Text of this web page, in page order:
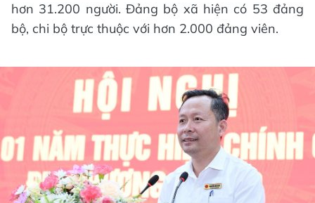
hơn 31.200 người. Đảng bộ xã hiện có 53 đảng
bộ, chi bộ trực thuộc với hơn 2.000 đảng viên.